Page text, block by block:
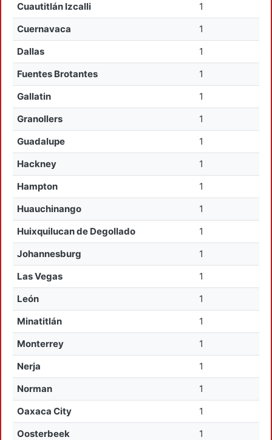
Cuautitlán Izcalli
1
Cuernavaca
1
Dallas
1
Fuentes Brotantes
1
Gallatin
1
Granollers
1
Guadalupe
1
Hackney
1
Hampton
1
Huauchinango
1
Huixquilucan de Degollado
1
Johannesburg
1
Las Vegas
1
León
1
Minatitlán
1
Monterrey
1
Nerja
1
Norman
1
Oaxaca City
1
Oosterbeek
1